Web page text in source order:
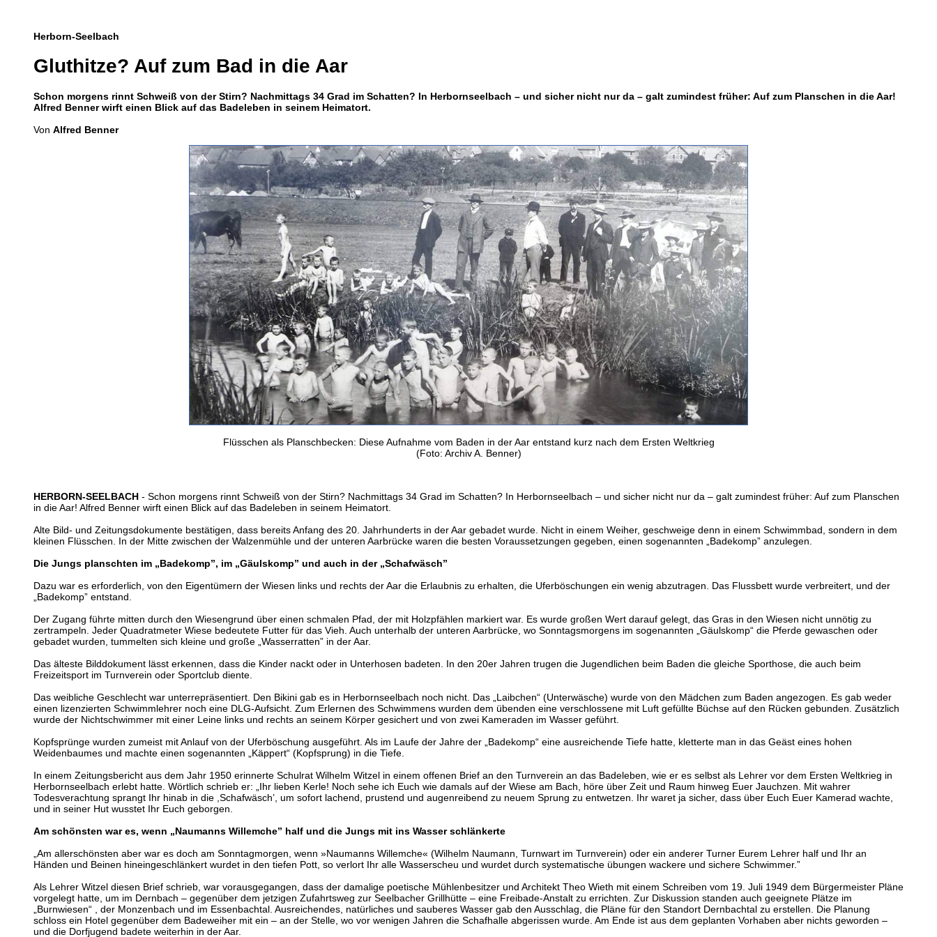
Herborn-Seelbach
Gluthitze? Auf zum Bad in die Aar
Schon morgens rinnt Schweiß von der Stirn? Nachmittags 34 Grad im Schatten? In Herbornseelbach – und sicher nicht nur da – galt zumindest früher: Auf zum Planschen in die Aar!
Alfred Benner wirft einen Blick auf das Badeleben in seinem Heimatort.
Von Alfred Benner
Flüsschen als Planschbecken: Diese Aufnahme vom Baden in der Aar entstand kurz nach dem Ersten Weltkrieg
(Foto: Archiv A. Benner)
HERBORN-SEELBACH - Schon morgens rinnt Schweiß von der Stirn? Nachmittags 34 Grad im Schatten? In Herbornseelbach – und sicher nicht nur da – galt zumindest früher: Auf zum Planschen
in die Aar! Alfred Benner wirft einen Blick auf das Badeleben in seinem Heimatort.
Alte Bild- und Zeitungsdokumente bestätigen, dass bereits Anfang des 20. Jahrhunderts in der Aar gebadet wurde. Nicht in einem Weiher, geschweige denn in einem Schwimmbad, sondern in dem
kleinen Flüsschen. In der Mitte zwischen der Walzenmühle und der unteren Aarbrücke waren die besten Voraussetzungen gegeben, einen sogenannten „Badekomp” anzulegen.
Die Jungs planschten im „Badekomp”, im „Gäulskomp” und auch in der „Schafwäsch”
Dazu war es erforderlich, von den Eigentümern der Wiesen links und rechts der Aar die Erlaubnis zu erhalten, die Uferböschungen ein wenig abzutragen. Das Flussbett wurde verbreitert, und der
„Badekomp” entstand.
Der Zugang führte mitten durch den Wiesengrund über einen schmalen Pfad, der mit Holzpfählen markiert war. Es wurde großen Wert darauf gelegt, das Gras in den Wiesen nicht unnötig zu
zertrampeln. Jeder Quadratmeter Wiese bedeutete Futter für das Vieh. Auch unterhalb der unteren Aarbrücke, wo Sonntagsmorgens im sogenannten „Gäulskomp“ die Pferde gewaschen oder
gebadet wurden, tummelten sich kleine und große „Wasserratten” in der Aar.
Das älteste Bilddokument lässt erkennen, dass die Kinder nackt oder in Unterhosen badeten. In den 20er Jahren trugen die Jugendlichen beim Baden die gleiche Sporthose, die auch beim
Freizeitsport im Turnverein oder Sportclub diente.
Das weibliche Geschlecht war unterrepräsentiert. Den Bikini gab es in Herbornseelbach noch nicht. Das „Laibchen“ (Unterwäsche) wurde von den Mädchen zum Baden angezogen. Es gab weder
einen lizenzierten Schwimmlehrer noch eine DLG-Aufsicht. Zum Erlernen des Schwimmens wurden dem übenden eine verschlossene mit Luft gefüllte Büchse auf den Rücken gebunden. Zusätzlich
wurde der Nichtschwimmer mit einer Leine links und rechts an seinem Körper gesichert und von zwei Kameraden im Wasser geführt.
Kopfsprünge wurden zumeist mit Anlauf von der Uferböschung ausgeführt. Als im Laufe der Jahre der „Badekomp“ eine ausreichende Tiefe hatte, kletterte man in das Geäst eines hohen
Weidenbaumes und machte einen sogenannten „Käppert“ (Kopfsprung) in die Tiefe.
In einem Zeitungsbericht aus dem Jahr 1950 erinnerte Schulrat Wilhelm Witzel in einem offenen Brief an den Turnverein an das Badeleben, wie er es selbst als Lehrer vor dem Ersten Weltkrieg in
Herbornseelbach erlebt hatte. Wörtlich schrieb er: „Ihr lieben Kerle! Noch sehe ich Euch wie damals auf der Wiese am Bach, höre über Zeit und Raum hinweg Euer Jauchzen. Mit wahrer
Todesverachtung sprangt Ihr hinab in die ,Schafwäsch’, um sofort lachend, prustend und augenreibend zu neuem Sprung zu entwetzen. Ihr waret ja sicher, dass über Euch Euer Kamerad wachte,
und in seiner Hut wusstet Ihr Euch geborgen.
Am schönsten war es, wenn „Naumanns Willemche” half und die Jungs mit ins Wasser schlänkerte
„Am allerschönsten aber war es doch am Sonntagmorgen, wenn »Naumanns Willemche« (Wilhelm Naumann, Turnwart im Turnverein) oder ein anderer Turner Eurem Lehrer half und Ihr an
Händen und Beinen hineingeschlänkert wurdet in den tiefen Pott, so verlort Ihr alle Wasserscheu und wurdet durch systematische übungen wackere und sichere Schwimmer.”
Als Lehrer Witzel diesen Brief schrieb, war vorausgegangen, dass der damalige poetische Mühlenbesitzer und Architekt Theo Wieth mit einem Schreiben vom 19. Juli 1949 dem Bürgermeister Pläne
vorgelegt hatte, um im Dernbach – gegenüber dem jetzigen Zufahrtsweg zur Seelbacher Grillhütte – eine Freibade-Anstalt zu errichten. Zur Diskussion standen auch geeignete Plätze im
„Burnwiesen“ , der Monzenbach und im Essenbachtal. Ausreichendes, natürliches und sauberes Wasser gab den Ausschlag, die Pläne für den Standort Dernbachtal zu erstellen. Die Planung
schloss ein Hotel gegenüber dem Badeweiher mit ein – an der Stelle, wo vor wenigen Jahren die Schafhalle abgerissen wurde. Am Ende ist aus dem geplanten Vorhaben aber nichts geworden –
und die Dorfjugend badete weiterhin in der Aar.